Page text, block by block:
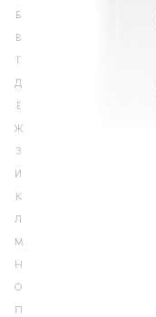
Б
В
Г
Д
Е
Ж
З
И
К
Л
М
Н
О
П